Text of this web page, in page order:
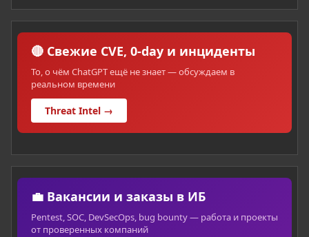
🔴 Свежие CVE, 0-day и инциденты
То, о чём ChatGPT ещё не знает — обсуждаем в
реальном времени
Threat Intel →
💼 Вакансии и заказы в ИБ
Pentest, SOC, DevSecOps, bug bounty — работа и проекты
от проверенных компаний